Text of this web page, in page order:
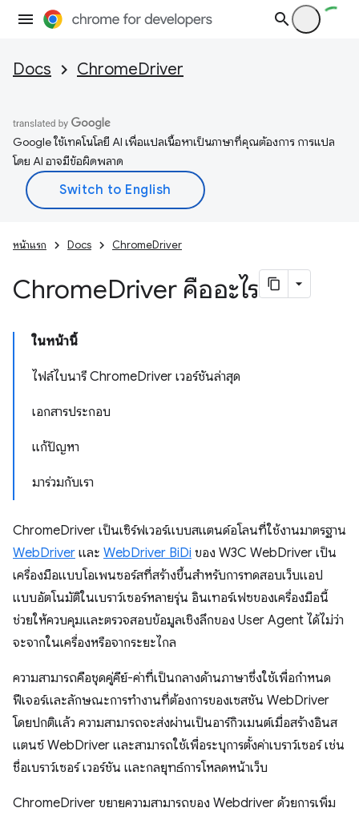
Docs ChromeDriver
Google ใช้เทคโนโลยี AI เพื่อแปลเนื้อหาเป็นภาษาที่คุณต้องการ การแปล
โดย AI อาจมีข้อผิดพลาด
หน้าแรก Docs ChromeDriver
ChromeDriver คืออะไร
ในหน้านี้
ไฟล์ไบนารี ChromeDriver เวอร์ชันล่าสุด
เอกสารประกอบ
แก้ปัญหา
มาร่วมกับเรา
ChromeDriver เป็นเซิร์ฟเวอร์แบบสแตนด์อโลนที่ใช้งานมาตรฐาน
WebDriver และ WebDriver BiDi ของ W3C WebDriver เป็น
เครื่องมือแบบโอเพนซอร์สที่สร้างขึ้นสำหรับการทดสอบเว็บแอป
แบบอัตโนมัติในเบราว์เซอร์หลายรุ่น อินเทอร์เฟซของเครื่องมือนี้
ช่วยให้ควบคุมและตรวจสอบข้อมูลเชิงลึกของ User Agent ได้ไม่ว่า
จะจากในเครื่องหรือจากระยะไกล
ความสามารถคือชุดคู่คีย์-ค่าที่เป็นกลางด้านภาษาซึ่งใช้เพื่อกำหนด
ฟีเจอร์และลักษณะการทำงานที่ต้องการของเซสชัน WebDriver
โดยปกติแล้ว ความสามารถจะส่งผ่านเป็นอาร์กิวเมนต์เมื่อสร้างอินส
แตนซ์ WebDriver และสามารถใช้เพื่อระบุการตั้งค่าเบราว์เซอร์ เช่น
ชื่อเบราว์เซอร์ เวอร์ชัน และกลยุทธ์การโหลดหน้าเว็บ
ChromeDriver ขยายความสามารถของ Webdriver ด้วยการเพิ่ม